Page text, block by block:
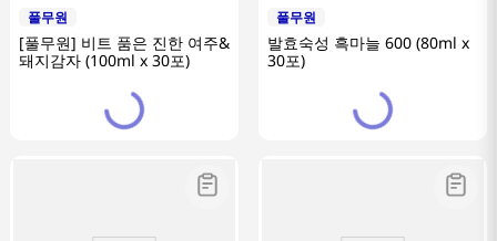
풀무원
[풀무원] 비트 품은 진한 여주&
돼지감자 (100ml x 30포)
풀무원
발효숙성 흑마늘 600 (80ml x
30포)